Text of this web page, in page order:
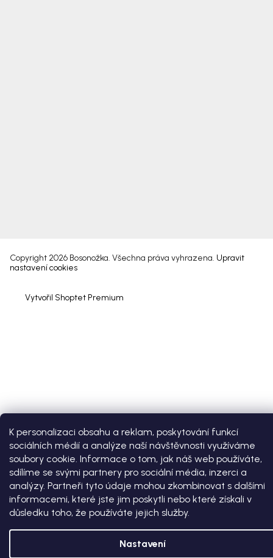
K personalizaci obsahu a reklam, poskytování funkcí
sociálních médií a analýze naší návštěvnosti využíváme
soubory cookie. Informace o tom, jak náš web používáte,
sdílíme se svými partnery pro sociální média, inzerci a
analýzy. Partneři tyto údaje mohou zkombinovat s dalšími
informacemi, které jste jim poskytli nebo které získali v
důsledku toho, že používáte jejich služby.
Nastavení
Vytvořil Shoptet Premium
Copyright 2026 Bosonožka. Všechna práva vyhrazena. Upravit
nastavení cookies